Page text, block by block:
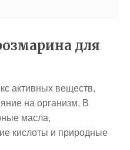
для
активных веществ,
на организм. В
масла,
кислоты и природные